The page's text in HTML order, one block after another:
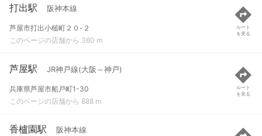
打出駅 阪神本線
芦屋市打出小槌町２０-２
このページの店舗から 360 m
ルート
を見る
芦屋駅 JR神戸線(大阪～神戸)
兵庫県芦屋市船戸町1-30
このページの店舗から 888 m
ルート
を見る
香櫨園駅 阪神本線